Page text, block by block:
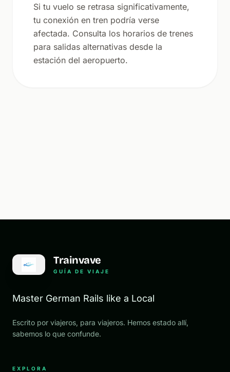
Si tu vuelo se retrasa significativamente,
tu conexión en tren podría verse
afectada. Consulta los horarios de trenes
para salidas alternativas desde la
estación del aeropuerto.
Trainvave
GUÍA DE VIAJE
Master German Rails like a Local
Escrito por viajeros, para viajeros. Hemos estado allí,
sabemos lo que confunde.
EXPLORA